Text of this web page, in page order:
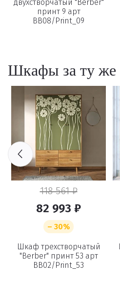
двухстворчатый "Berber"
принт 9 арт
BB08/Print_09
Шкафы за ту же
118 561 ₽
82 993 ₽
– 30%
Шкаф трехстворчатый
"Berber" принт 53 арт
BB02/Print_53